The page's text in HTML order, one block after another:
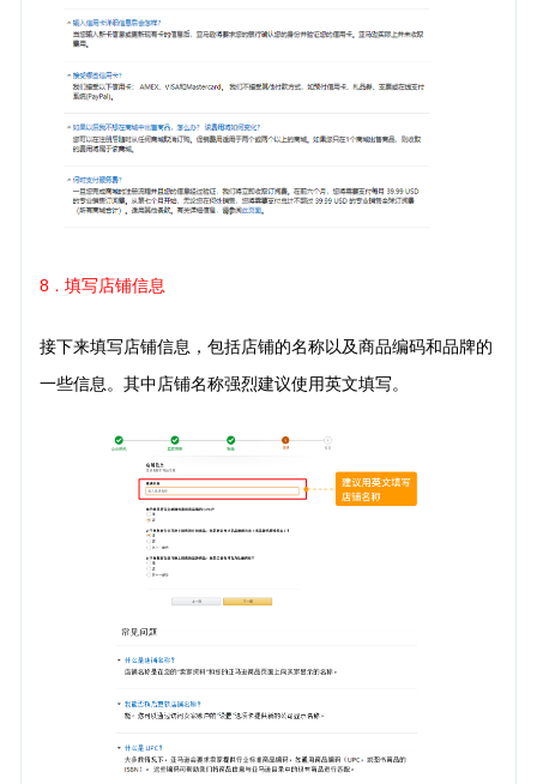
8 ． 填写店铺信息
接下来填写店铺信息，包括店铺的名称以及商品编码和品牌的
一些信息。其中店铺名称强烈建议使用英文填写。